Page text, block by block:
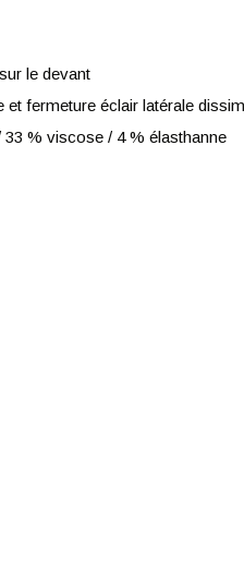
le devant
fermeture éclair latérale
% viscose / 4 % élasthanne